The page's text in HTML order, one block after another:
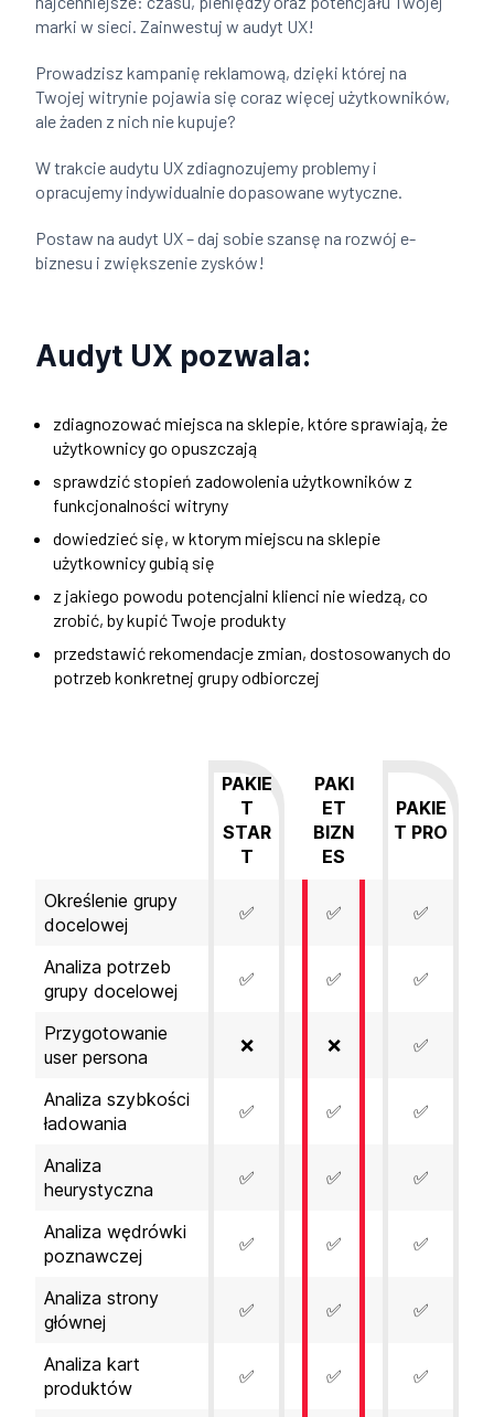
marki w sieci. Zainwestuj w audyt UX!
Prowadzisz kampanię reklamową, dzięki której na
Twojej witrynie pojawia się coraz więcej użytkowników,
ale żaden z nich nie kupuje?
W trakcie audytu UX zdiagnozujemy problemy i
opracujemy indywidualnie dopasowane wytyczne.
Postaw na audyt UX – daj sobie szansę na rozwój e-
biznesu i zwiększenie zysków!
Audyt UX pozwala:
zdiagnozować miejsca na sklepie, które sprawiają, że
użytkownicy go opuszczają
sprawdzić stopień zadowolenia użytkowników z
funkcjonalności witryny
dowiedzieć się, w ktorym miejscu na sklepie
użytkownicy gubią się
z jakiego powodu potencjalni klienci nie wiedzą, co
zrobić, by kupić Twoje produkty
przedstawić rekomendacje zmian, dostosowanych do
potrzeb konkretnej grupy odbiorczej
PAKIE
T
STAR
T
PAKI
ET
BIZN
ES
PAKIE
T PRO
Określenie grupy
docelowej
✅ ✅ ✅
Analiza potrzeb
grupy docelowej
✅ ✅ ✅
Przygotowanie
user persona
❌ ❌ ✅
Analiza szybkości
ładowania
✅ ✅ ✅
Analiza
heurystyczna
✅ ✅ ✅
Analiza wędrówki
poznawczej
✅ ✅ ✅
Analiza strony
głównej
✅ ✅ ✅
Analiza kart
produktów
✅ ✅ ✅